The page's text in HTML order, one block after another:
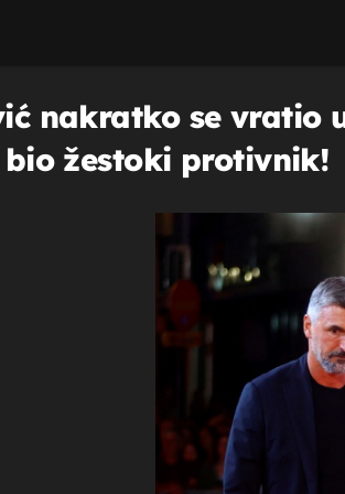
nakratko se vratio
bio žestoki protivnik!